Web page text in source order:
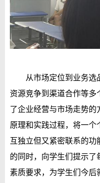
从市场定位到业务选
资源竞争到渠道合作等
了企业经营与市场走势
原理和实践过程，将一个
互独立但又紧密联系的功
的同时，向学生们提示了
素质要求，为学生们今后